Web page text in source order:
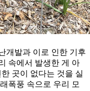
개발과 이로 인한 기후
속에서 발생한 게 아
곳이 없다는 것을 실
폭풍 속으로 우리 모